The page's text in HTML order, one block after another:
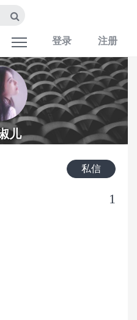
登录 注册
儿
私信
1